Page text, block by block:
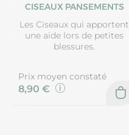
CISEAUX PANSEMENTS
Les Ciseaux qui apportent
une aide lors de petites
blessures.
Prix moyen constaté
8,90 €